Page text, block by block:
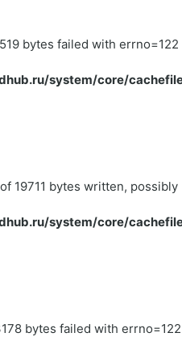
bytes failed with errno=122
system/core/
19711 bytes written, possibly
system/core/
bytes failed with errno=122